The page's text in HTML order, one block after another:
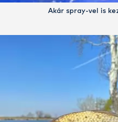
Akár spray-vel is